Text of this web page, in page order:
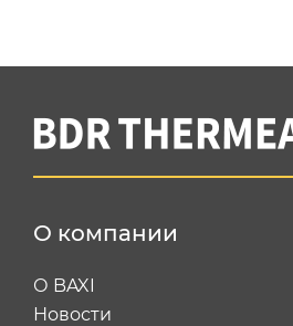
О компании
О BAXI
Новости